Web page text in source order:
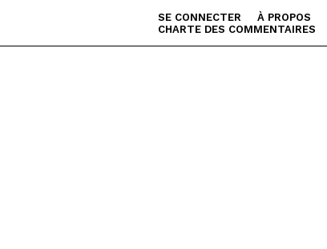
SE CONNECTER À PROPOS
CHARTE DES COMMENTAIRES